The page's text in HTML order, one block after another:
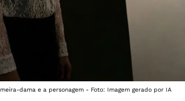
dama e a personagem - Foto: Imagem gerado por IA